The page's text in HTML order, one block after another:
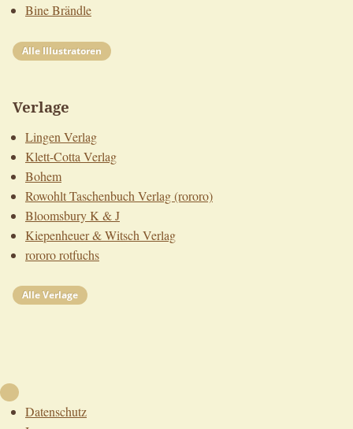
Bine Brändle
Alle Illustratoren
Verlage
Lingen Verlag
Klett-Cotta Verlag
Bohem
Rowohlt Taschenbuch Verlag (rororo)
Bloomsbury K & J
Kiepenheuer & Witsch Verlag
rororo rotfuchs
Alle Verlage
Datenschutz